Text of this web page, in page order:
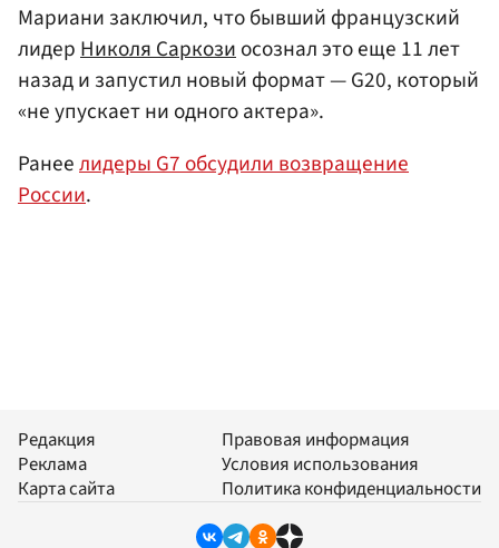
Мариани заключил, что бывший французский
лидерНиколя Саркозиосознал это еще 11 лет
назад и запустил новый формат — G20, который
«не упускает ни одного актера».
Ранеелидеры G7 обсудили возвращение
России.
Редакция
Реклама
Карта сайта
Правовая информация
Условия использования
Политика конфиденциальности